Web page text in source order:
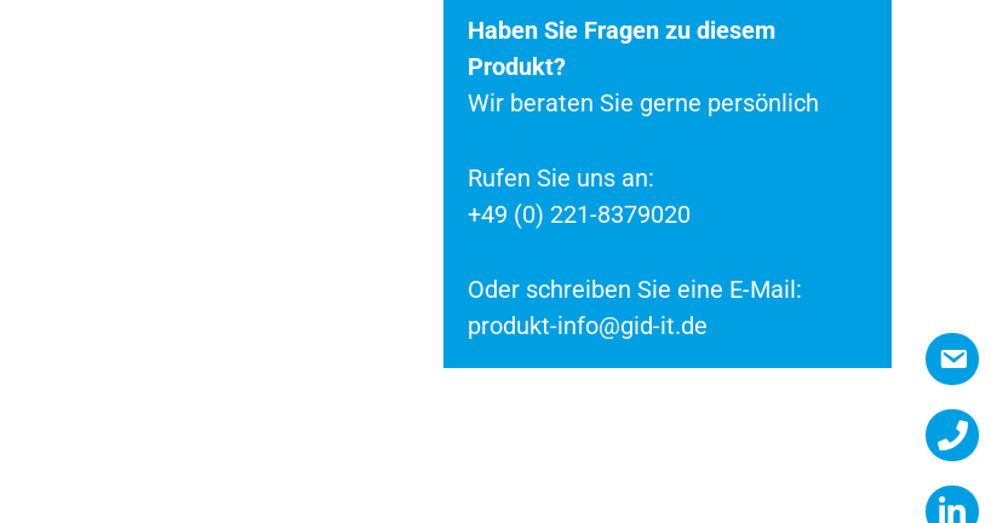
Haben Sie Fragen zu diesem
Produkt?
Wir beraten Sie gerne persönlich
Rufen Sie uns an:
+49 (0) 221-8379020
Oder schreiben Sie eine E-Mail:
produkt-info@gid-it.de